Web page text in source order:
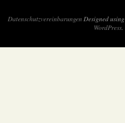
Datenschutzvereinbarungen Designed using
WordPress.